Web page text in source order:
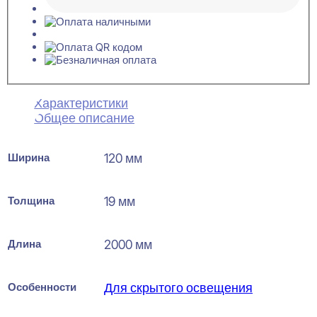
Характеристики
Общее описание
Ширина 120 мм
Толщина 19 мм
Длина 2000 мм
Особенности Для скрытого освещения